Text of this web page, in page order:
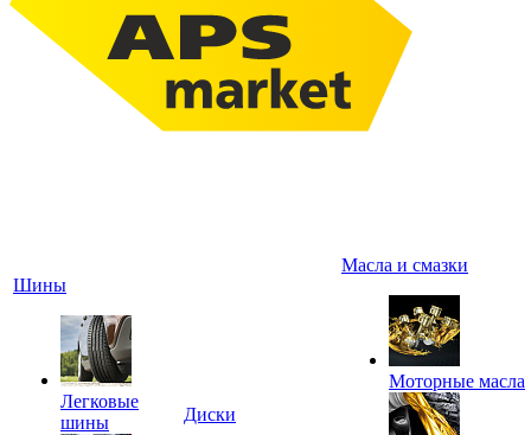
Шины
Легковые
шины
Диски
Масла и смазки
Моторные масла